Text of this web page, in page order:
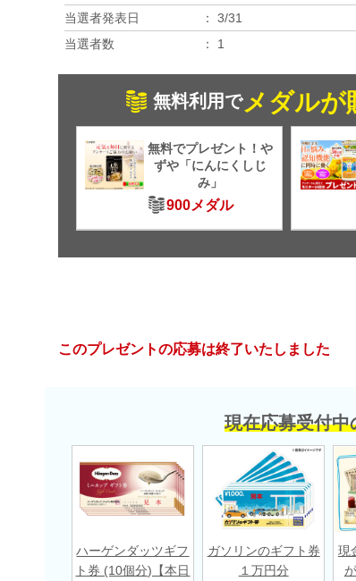
当選者発表日
3/31
当選者数
1
無料利用でメダルが
無料でプレゼント！や
ずや「にんにくしじ
み」
900メダル
このプレゼントの応募は終了いたしました
現在応募受付中
ハーゲンダッツギフ
ト券 (10個分)【本日
ガソリンのギフト券
１万円分
現